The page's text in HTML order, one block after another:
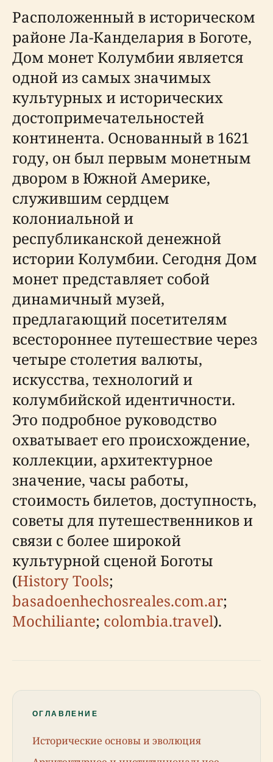
Расположенный в историческом
районе Ла-Канделария в Боготе,
Дом монет Колумбии является
одной из самых значимых
культурных и исторических
достопримечательностей
континента. Основанный в 1621
году, он был первым монетным
двором в Южной Америке,
служившим сердцем
колониальной и
республиканской денежной
истории Колумбии. Сегодня Дом
монет представляет собой
динамичный музей,
предлагающий посетителям
всестороннее путешествие через
четыре столетия валюты,
искусства, технологий и
колумбийской идентичности.
Это подробное руководство
охватывает его происхождение,
коллекции, архитектурное
значение, часы работы,
стоимость билетов, доступность,
советы для путешественников и
связи с более широкой
культурной сценой Боготы
(History Tools;
basadoenhechosreales.com.ar;
Mochiliante; colombia.travel).
ОГЛАВЛЕНИЕ
Исторические основы и эволюция